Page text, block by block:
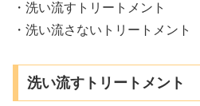
・洗い流すトリートメント
・洗い流さないトリートメント
洗い流すトリートメント